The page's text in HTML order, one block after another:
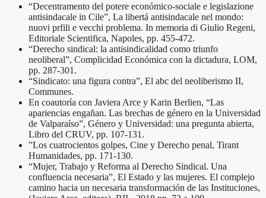
“Decentramento del potere económico-sociale e legislazione
antisindacale in Cile”, La libertá antisindacale nel mondo:
nuovi prfili e vecchi problema. In memoria di Giulio Regeni,
Editoriale Scientifica, Napoles, pp. 455-472.
“Derecho sindical: la antisindicalidad como triunfo
neoliberal”, Complicidad Económica con la dictadura, LOM,
pp. 287-301.
“Sindicato: una figura contra”, El abc del neoliberismo II,
Communes.
En coautoría con Javiera Arce y Karin Berlien, “Las
apariencias engañan. Las brechas de género en la Universidad
de Valparaíso”, Género y Universidad: una pregunta abierta,
Libro del CRUV, pp. 107-131.
”Los cuatrocientos golpes, Cine y Derecho penal, Tirant
Humanidades, pp. 171-130.
“Mujer, Trabajo y Reforma al Derecho Sindical. Una
confluencia necesaria”, El Estado y las mujeres. El complejo
camino hacia un necesaria transformación de las Instituciones,